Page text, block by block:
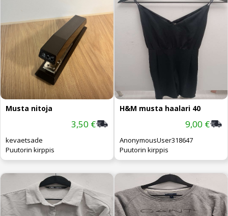
Musta nitoja
3,50 €
kevaetsade
Puutorin kirppis
H&M musta haalari 40
9,00 €
AnonymousUser318647
Puutorin kirppis